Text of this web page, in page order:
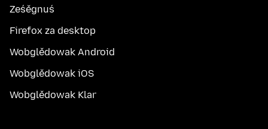
Ześěgnuś
Firefox za desktop
Wobglědowak Android
Wobglědowak iOS
Wobglědowak Klar